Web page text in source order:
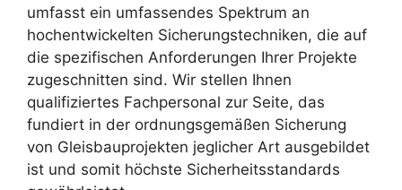
umfasst ein umfassendes Spektrum an
hochentwickelten Sicherungstechniken, die auf
die spezifischen Anforderungen Ihrer Projekte
zugeschnitten sind. Wir stellen Ihnen
qualifiziertes Fachpersonal zur Seite, das
fundiert in der ordnungsgemäßen Sicherung
von Gleisbauprojekten jeglicher Art ausgebildet
ist und somit höchste Sicherheitsstandards